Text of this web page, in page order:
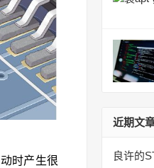
时产生很
近期文
良许的